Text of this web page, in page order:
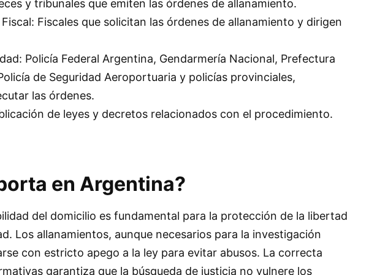
y tribunales que emiten las órdenes de allanamiento.
Fiscales que solicitan las órdenes de allanamiento y dirigen
Policía Federal Argentina, Gendarmería Nacional, Prefectura
de Seguridad Aeroportuaria y policías provinciales,
las órdenes.
de leyes y decretos relacionados con el procedimiento.
en Argentina?
del domicilio es fundamental para la protección de la libertad
Los allanamientos, aunque necesarios para la investigación
con estricto apego a la ley para evitar abusos. La correcta
garantiza que la búsqueda de justicia no vulnere los